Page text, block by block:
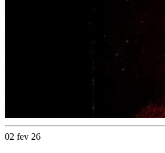
02 fev 26